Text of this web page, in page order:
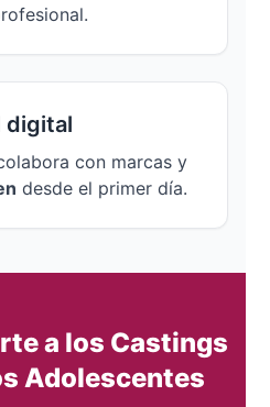
digital
con marcas y
desde el primer día.
a los Castings
Adolescentes